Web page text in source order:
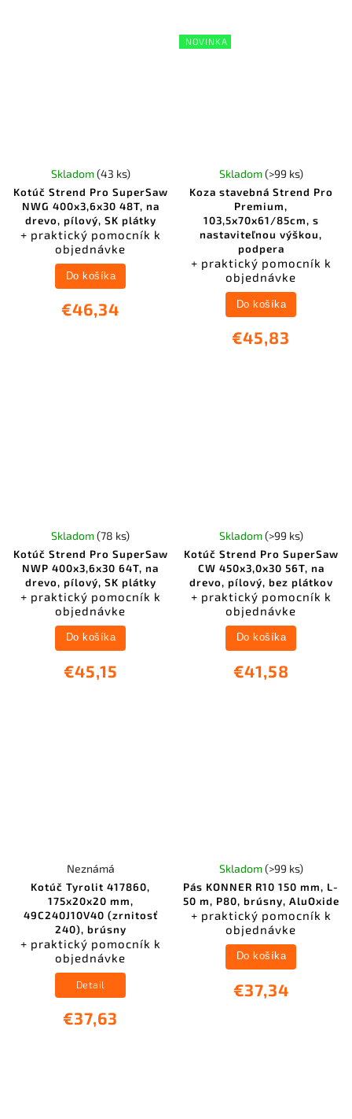
Kotúč Strend Pro SuperSaw
NWG 400x3,6x30 48T, na
drevo, pílový, SK plátky
+ praktický pomocník k
objednávke
Skladom(43 ks)
€46,34
Do košíka
NOVINKA
Koza stavebná Strend Pro
Premium,
103,5x70x61/85cm, s
nastaviteľnou výškou,
podpera
+ praktický pomocník k
objednávke
Skladom(>99 ks)
€45,83
Do košíka
Kotúč Strend Pro SuperSaw
NWP 400x3,6x30 64T, na
drevo, pílový, SK plátky
+ praktický pomocník k
objednávke
Skladom(78 ks)
€45,15
Do košíka
Kotúč Strend Pro SuperSaw
CW 450x3,0x30 56T, na
drevo, pílový, bez plátkov
+ praktický pomocník k
objednávke
Skladom(>99 ks)
€41,58
Do košíka
Kotúč Tyrolit 417860,
175x20x20 mm,
49C240J10V40 (zrnitosť
240), brúsny
+ praktický pomocník k
objednávke
Neznámá
€37,63
Detail
Pás KONNER R10 150 mm, L-
50 m, P80, brúsny, AluOxide
+ praktický pomocník k
objednávke
Skladom(>99 ks)
€37,34
Do košíka